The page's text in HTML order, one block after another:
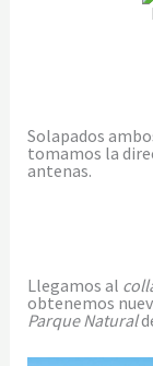
Solapados
tomamos la
antenas.
Llegamos al
obtenemos
Parque Natural